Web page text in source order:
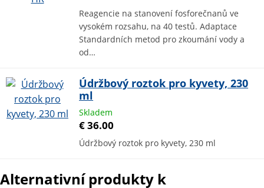
Reagencie na stanovení fosforečnanů ve
vysokém rozsahu, na 40 testů. Adaptace
Standardních metod pro zkoumání vody a
od…
Údržbový roztok pro kyvety, 230
ml
Skladem
€ 36.00
Údržbový roztok pro kyvety, 230 ml
Alternativní produkty k